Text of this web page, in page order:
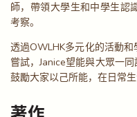
師，帶領大學生和中學生認
考察。
透過OWLHK多元化的活動
嘗試，Janice望能與大眾一
鼓勵大家以己所能，在日常